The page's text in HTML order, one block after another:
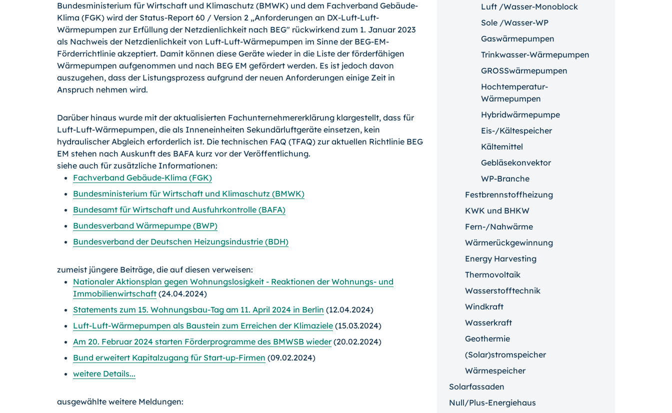
Bundesministerium für Wirtschaft und Klimaschutz (BMWK) und dem Fachverband Gebäude-
Klima (FGK) wird der Status-Report 60 / Version 2 „Anforderungen an DX-Luft-Luft-
Wärmepumpen zur Erfüllung der Netzdienlichkeit nach BEG" rückwirkend zum 1. Januar 2023
als Nachweis der Netzdienlichkeit von Luft-Luft-Wär­me­pumpen im Sinne der BEG-EM-
Förderrichtlinie akzeptiert. Damit können diese Geräte wieder in die Liste der förderfähigen
Wärmepumpen aufgenommen und nach BEG EM gefördert werden. Es ist jedoch davon
auszugehen, dass der Listungsprozess aufgrund der neuen Anforderungen einige Zeit in
Anspruch nehmen wird.
Darüber hinaus wurde mit der aktualisierten Fachunternehmererklärung klargestellt, dass für
Luft-Luft-Wärmepumpen, die als Inneneinheiten Sekundärluftgeräte einsetzen, kein
hydraulischer Abgleich erforderlich ist. Die technischen FAQ (TFAQ) zur aktuellen Richtlinie BEG
EM stehen nach Auskunft des BAFA kurz vor der Veröffentlichung.
siehe auch für zusätzliche Informationen:
Fachverband Gebäude-Klima (FGK)
Bundesministerium für Wirtschaft und Klimaschutz (BMWK)
Bundesamt für Wirtschaft und Ausfuhrkontrolle (BAFA)
Bundesverband Wärmepumpe (BWP)
Bundesverband der Deutschen Heizungsindustrie (BDH)
zumeist jüngere Beiträge, die auf diesen verweisen:
Nationaler Aktionsplan gegen Wohnungslosigkeit - Reaktionen der Wohnungs- und
Immobilienwirtschaft (24.04.2024)
Statements zum 15. Wohnungsbau-Tag am 11. April 2024 in Berlin (12.04.2024)
Luft-Luft-Wärmepumpen als Baustein zum Erreichen der Klimaziele (15.03.2024)
Am 20. Februar 2024 starten Förderprogramme des BMWSB wieder(20.02.2024)
Bund erweitert Kapitalzugang für Start-up-Firmen (09.02.2024)
weitere Details...
ausgewählte weitere Meldungen:
Luft /Wasser-Monoblock
Sole /Wasser-WP
Gaswärmepumpen
Trinkwasser-Wärmepumpen
GROSSwärmepumpen
Hochtemperatur-
Wärmepumpen
Hybridwärmepumpe
Eis-/Kältespeicher
Kältemittel
Gebläsekonvektor
WP-Branche
Festbrennstoffheizung
KWK und BHKW
Fern-/Nahwärme
Wärmerückgewinnung
Energy Harvesting
Thermovoltaik
Wasserstofftechnik
Windkraft
Wasserkraft
Geothermie
(Solar)stromspeicher
Wärmespeicher
Solarfassaden
Null/Plus-Energiehaus